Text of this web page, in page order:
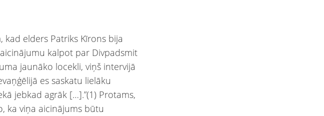
kad elders Patriks Kīrons bija
kalpot par Divpadsmit
jaunāko locekli, viņš intervijā
es saskatu lielāku
jebkad agrāk […].”(1) Protams,
ka viņa aicinājums būtu